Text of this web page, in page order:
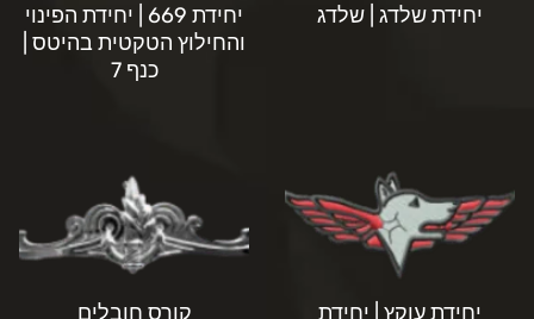
יחידת שלדג | שלדג
יחידת 669 | יחידת הפינוי
והחילוץ הטקטית בהיטס |
כנף 7
יחידת עוקץ | יחידת קורס חובלים